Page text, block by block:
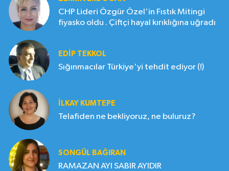
CHP Lideri Özgür Özel'in Fıstık Mitingi
fiyasko oldu . Çiftçi hayal kırıklığına uğradı
EDIP TEKKOL
Sığınmacılar Türkiye'yi tehdit ediyor (!)
İLKAY KUMTEPE
Telafiden ne bekliyoruz, ne buluruz?
SONGÜL BAĞIRAN
RAMAZAN AYI SABIR AYIDIR